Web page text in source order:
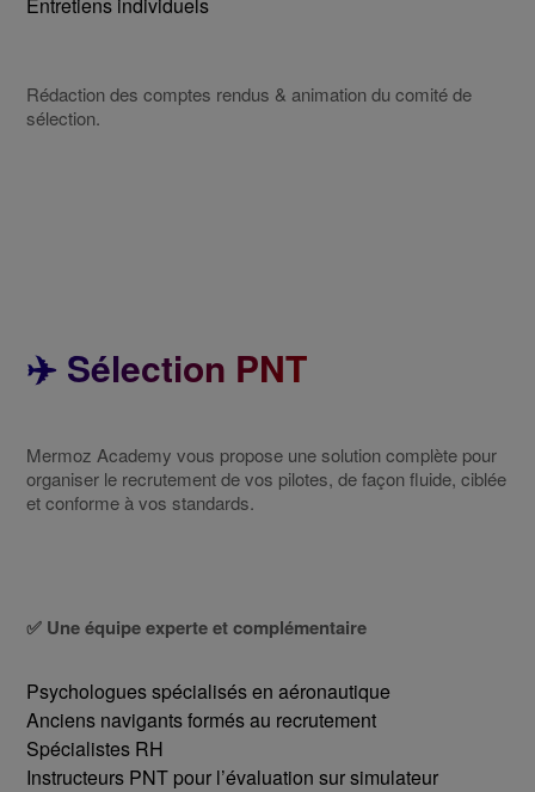
Rédaction des comptes rendus & animation du comité de
sélection.
✈️ Sélection PNT
Mermoz Academy vous propose une solution complète pour
organiser le recrutement de vos pilotes, de façon fluide, ciblée
et conforme à vos standards.
✅ Une équipe experte et complémentaire
Psychologues spécialisés en aéronautique
Anciens navigants formés au recrutement
Spécialistes RH
Instructeurs PNT pour l’évaluation sur simulateur